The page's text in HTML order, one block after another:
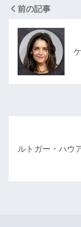
前の記事
ルトガー・ハウ